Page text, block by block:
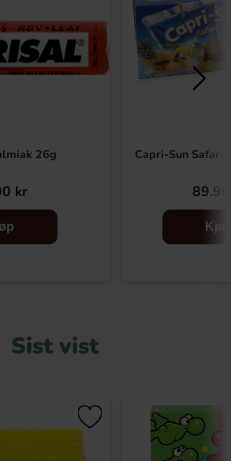
26g
kr
Capri-Sun Safari
Sist vist